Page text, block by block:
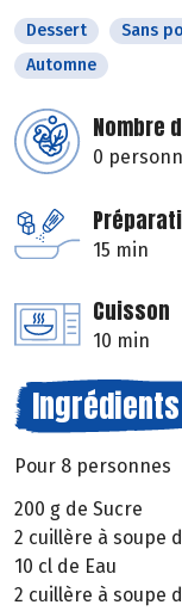
Dessert Sans
Automne
Nombre
0
15 min
Cuisson
10 min
Ingrédients
Pour 8 personnes
200 g de Sucre
2 cuillère à soupe
10 cl de Eau
2 cuillère à soupe